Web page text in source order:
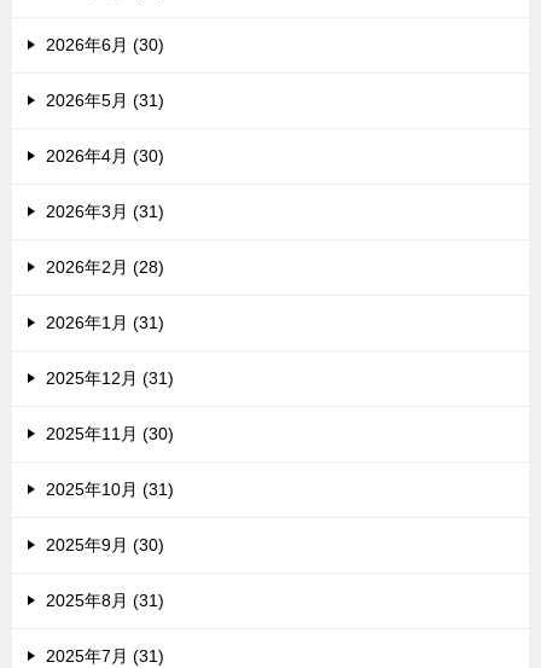
2026年6月 (30)
2026年5月 (31)
2026年4月 (30)
2026年3月 (31)
2026年2月 (28)
2026年1月 (31)
2025年12月 (31)
2025年11月 (30)
2025年10月 (31)
2025年9月 (30)
2025年8月 (31)
2025年7月 (31)